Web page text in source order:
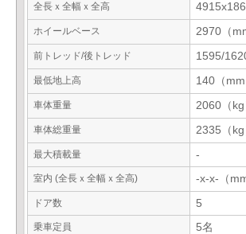
全長ｘ全幅ｘ全高
ホイールベース 2970（
前トレッド/後トレッド 1595/
最低地上高 140（mm
車体重量 2060（kg
車体総重量 2335（kg
最大積載量 -
室内 (全長ｘ全幅ｘ全高) -x-x-（mm
ドア数 5
乗車定員 5名